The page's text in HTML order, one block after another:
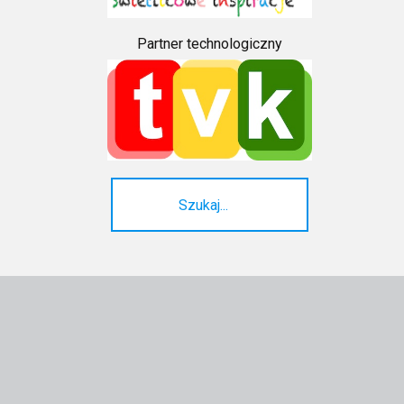
Partner technologiczny